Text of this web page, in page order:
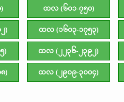
ထလ (၆၀၁-၇၅၀)
) ထလ (၁၆၀၃-၁၇၅၃)
) ထလ (၂၂၃၆-၂၃၉၂)
) ထလ (၂၉၀၉-၃၀၀၄)